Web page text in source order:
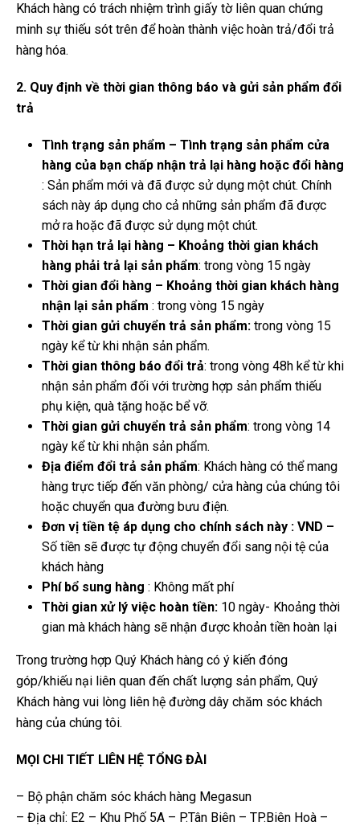
Khách hàng có trách nhiệm trình giấy tờ liên quan chứng
minh sự thiếu sót trên để hoàn thành việc hoàn trả/đổi trả
hàng hóa.
2. Quy định về thời gian thông báo và gửi sản phẩm đổi
trả
Tình trạng sản phẩm – Tình trạng sản phẩm cửa
hàng của bạn chấp nhận trả lại hàng hoặc đổi hàng
: Sản phẩm mới và đã được sử dụng một chút. Chính
sách này áp dụng cho cả những sản phẩm đã được
mở ra hoặc đã được sử dụng một chút.
Thời hạn trả lại hàng – Khoảng thời gian khách
hàng phải trả lại sản phẩm: trong vòng 15 ngày
Thời gian đổi hàng – Khoảng thời gian khách hàng
nhận lại sản phẩm : trong vòng 15 ngày
Thời gian gửi chuyển trả sản phẩm: trong vòng 15
ngày kể từ khi nhận sản phẩm.
Thời gian thông báo đổi trả: trong vòng 48h kể từ khi
nhận sản phẩm đối với trường hợp sản phẩm thiếu
phụ kiện, quà tặng hoặc bể vỡ.
Thời gian gửi chuyển trả sản phẩm: trong vòng 14
ngày kể từ khi nhận sản phẩm.
Địa điểm đổi trả sản phẩm: Khách hàng có thể mang
hàng trực tiếp đến văn phòng/ cửa hàng của chúng tôi
hoặc chuyển qua đường bưu điện.
Đơn vị tiền tệ áp dụng cho chính sách này : VND –
Số tiền sẽ được tự động chuyển đổi sang nội tệ của
khách hàng
Phí bổ sung hàng : Không mất phí
Thời gian xử lý việc hoàn tiền: 10 ngày- Khoảng thời
gian mà khách hàng sẽ nhận được khoản tiền hoàn lại
Trong trường hợp Quý Khách hàng có ý kiến đóng
góp/khiếu nại liên quan đến chất lượng sản phẩm, Quý
Khách hàng vui lòng liên hệ đường dây chăm sóc khách
hàng của chúng tôi.
MỌI CHI TIẾT LIÊN HỆ TỔNG ĐÀI
– Bộ phận chăm sóc khách hàng Megasun
– Địa chỉ: E2 – Khu Phố 5A – P.Tân Biên – TP.Biên Hoà –